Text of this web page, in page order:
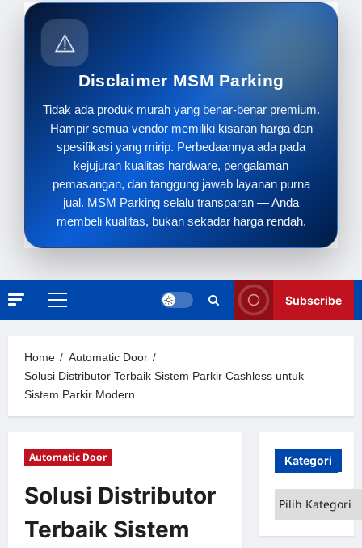
⚠️
Disclaimer MSM Parking
Tidak ada produk murah yang benar-benar premium.
Hampir semua vendor memiliki kisaran harga dan
spesifikasi yang mirip. Perbedaannya ada pada
kejujuran kualitas hardware, pengalaman
pemasangan, dan tanggung jawab layanan purna
jual. MSM Parking selalu transparan — Anda
membeli kualitas, bukan sekadar harga rendah.
Primary
Subscribe
Home
Automatic Door
Solusi Distributor Terbaik Sistem Parkir Cashless untuk
Sistem Parkir Modern
Automatic Door
Solusi Distributor
Terbaik Sistem
Kategori
Kategori